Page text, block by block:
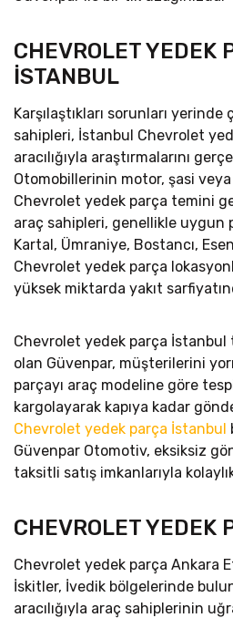
CHEVROLET YEDEK
İSTANBUL
Karşılaştıkları sorunları
sahipleri, İstanbul Chevrolet
aracılığıyla araştırmalarını
Otomobillerinin motor, şasi
Chevrolet yedek parça temini
araç sahipleri, genellikle uygun
Kartal, Ümraniye, Bostancı,
Chevrolet yedek parça
yüksek miktarda yakıt
Chevrolet yedek parça
olan Güvenpar, müşterilerini
parçayı araç modeline göre
kargolayarak kapıya kadar
Chevrolet yedek parça İstanbul
Güvenpar Otomotiv, eksiksiz
taksitli satış imkanlarıyla
CHEVROLET YEDEK
Chevrolet yedek parça Ankara
İskitler, İvedik bölgelerinde
aracılığıyla araç sahiplerinin